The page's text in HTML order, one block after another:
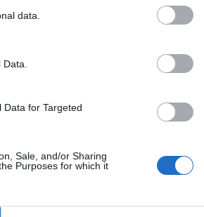
data.
for Targeted
Sale, and/or Sharing
Purposes for which it
3